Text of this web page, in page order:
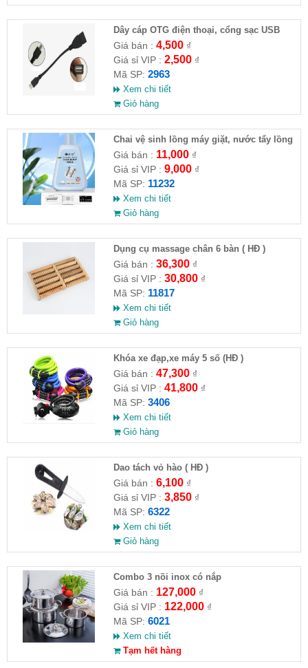
Dây cáp OTG điện thoại, cổng sạc USB
Giá bán : 4,500₫
Giá sỉ VIP : 2,500₫
Mã SP: 2963
Xem chi tiết
Giỏ hàng
Chai vệ sinh lồng máy giặt, nước tẩy lồng
máy giặt CLEANING FLUID
Giá bán : 11,000₫
Giá sỉ VIP : 9,000₫
Mã SP: 11232
Xem chi tiết
Giỏ hàng
Dụng cụ massage chân 6 bàn ( HĐ )
Giá bán : 36,300₫
Giá sỉ VIP : 30,800₫
Mã SP: 11817
Xem chi tiết
Giỏ hàng
Khóa xe đạp,xe máy 5 số (HĐ )
Giá bán : 47,300₫
Giá sỉ VIP : 41,800₫
Mã SP: 3406
Xem chi tiết
Giỏ hàng
Dao tách vỏ hào ( HĐ )
Giá bán : 6,100₫
Giá sỉ VIP : 3,850₫
Mã SP: 6322
Xem chi tiết
Giỏ hàng
Combo 3 nồi inox có nắp
Giá bán : 127,000₫
Giá sỉ VIP : 122,000₫
Mã SP: 6021
Xem chi tiết
Tạm hết hàng